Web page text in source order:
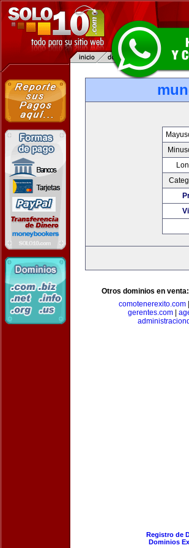
Otros dominios en venta:
comotenerexito.com|
gerentes.com
Registro de
Dominios